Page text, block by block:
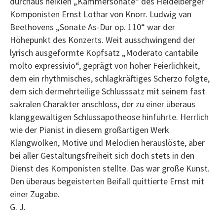
Komponisten Ernst Lothar von Knorr. Ludwig van
Beethovens „Sonate As-Dur op. 110“ war der
Höhepunkt des Konzerts. Weit ausschwingend der
lyrisch ausgeformte Kopfsatz „Moderato cantabile
molto expressivio“, geprägt von hoher Feierlichkeit,
dem ein rhythmisches, schlagkräftiges Scherzo folgte,
dem sich dermehrteilige Schlusssatz mit seinem fast
sakralen Charakter anschloss, der zu einer überaus
klanggewaltigen Schlussapotheose hinführte. Herrlich
wie der Pianist in diesem großartigen Werk
Klangwolken, Motive und Melodien herauslöste, aber
bei aller Gestaltungsfreiheit sich doch stets in den
Dienst des Komponisten stellte. Das war große Kunst.
Den überaus begeisterten Beifall quittierte Ernst mit
einer Zugabe.
G. J.